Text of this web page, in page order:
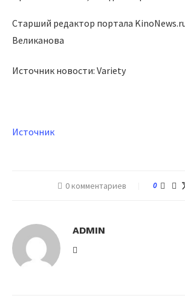
Старший редактор портала
Великанова
Источник новости: Variety
Источник
0 комментариев 0
ADMIN